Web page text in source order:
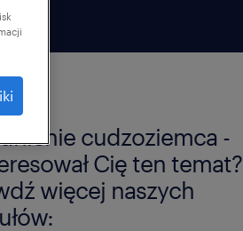
cudzoziemca -
Cię ten temat?
więcej naszych